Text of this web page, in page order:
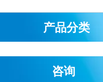
产品分类
咨询